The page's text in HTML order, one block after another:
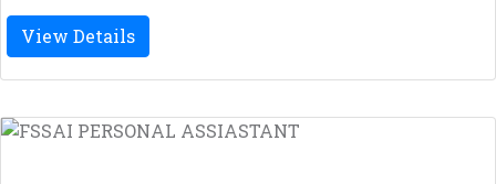
View Details